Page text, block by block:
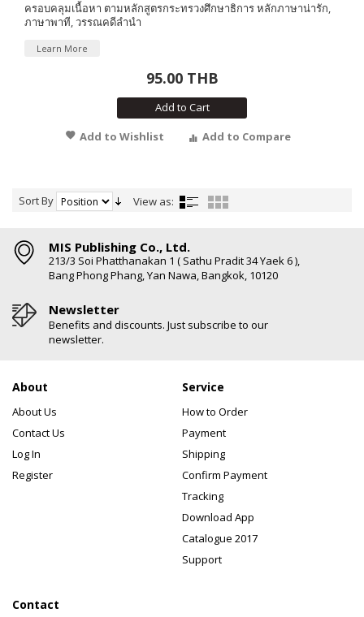
ครอบคลุมเนื้อหา ตามหลักสูตรกระทรวงศึกษาธิการ หลักภาษาน่ารัก,
ภาษาพาที, วรรณคดีลำนำ
Learn More
95.00 THB
Add to Cart
Add to Wishlist
Add to Compare
Sort By View as:
MIS Publishing Co., Ltd.
213/3 Soi Phatthanakan 1 ( Sathu Pradit 34 Yaek 6 ),
Bang Phong Phang, Yan Nawa, Bangkok, 10120
Newsletter
Benefits and discounts. Just subscribe to our
newsletter.
About
About Us
Contact Us
Log In
Register
Service
How to Order
Payment
Shipping
Confirm Payment
Tracking
Download App
Catalogue 2017
Support
Contact